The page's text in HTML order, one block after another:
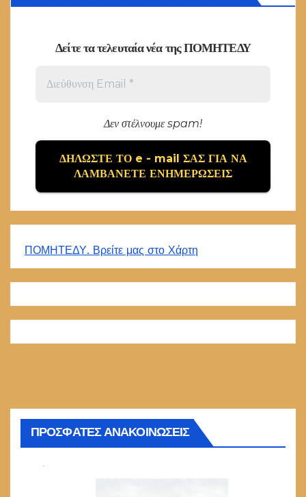
Δείτε τα τελευταία νέα της ΠΟΜΗΤΕΔΥ
Δεν στέλνουμε spam!
ΠΟΜΗΤΕΔΥ. Βρείτε μας στο Χάρτη
ΠΡΟΣΦΑΤΕΣ ΑΝΑΚΟΙΝΩΣΕΙΣ